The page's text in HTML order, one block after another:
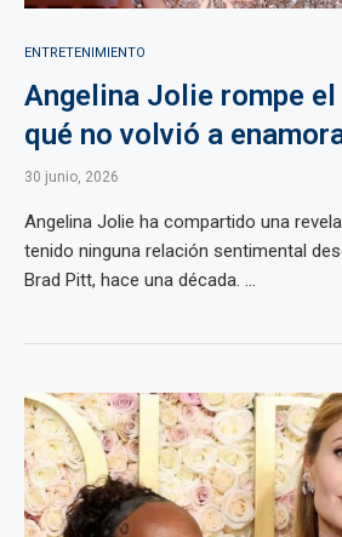
ENTRETENIMIENTO
Angelina Jolie rompe
qué no volvió a
30 junio, 2026
Angelina Jolie ha compartido una
tenido ninguna relación sentimental
Brad Pitt, hace una década. ...